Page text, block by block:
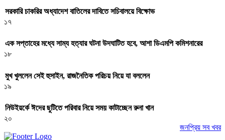
সরকারি চাকরির অধ্যাদেশ বাতিলের দাবিতে সচিবালয়ে বিক্ষোভ
১৭
এক সপ্তাহের মধ্যে সাম্য হত্যার ঘটনা উদঘাটিত হবে, আশা ডিএমপি কমিশনারের
১৮
মুখ খুললেন সেই হুসাইন, রাজনৈতিক পরিচয় নিয়ে যা বললেন
১৯
নিউইয়র্কে ঈদের ছুটিতে পরিবার নিয়ে সময় কাটাচ্ছেন রুনা খান
২০
জনপ্রিয় সব খবর